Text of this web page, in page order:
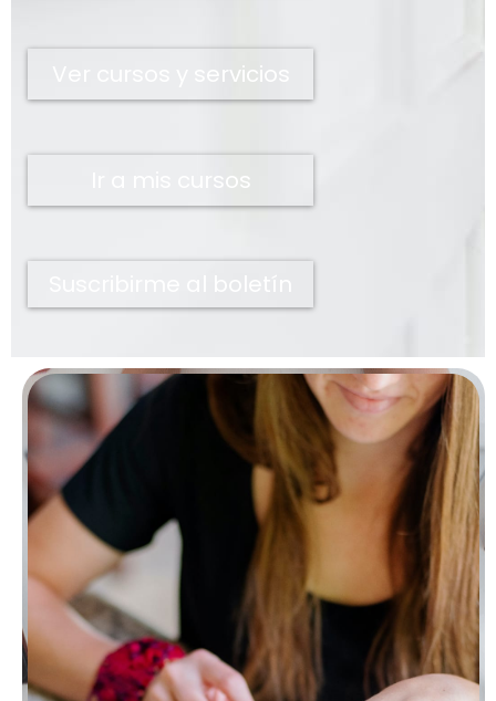
Ver cursos y servicios
Ir a mis cursos